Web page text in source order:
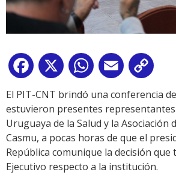
Facebook
X WhatsApp
Email
Link
El PIT-CNT brindó una conferencia
estuvieron presentes representantes
Uruguaya de la Salud y la Asociación
Casmu, a pocas horas de que el
República comunique la decisión que
Ejecutivo respecto a la institución.